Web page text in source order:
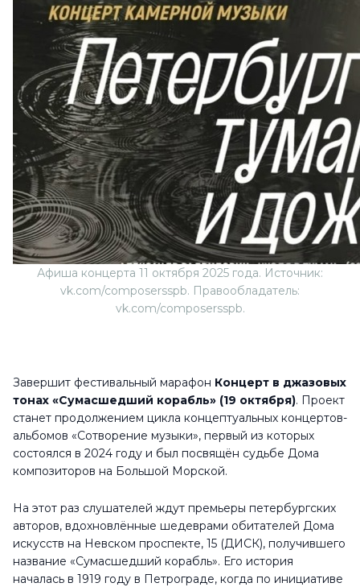
Афиша концерта 11 октября 2025 года. Источник:
vk.com/composersspb. Правообладатель:
vk.com/composersspb.
Завершит фестивальный марафон Концерт в джазовых
тонах «Сумасшедший корабль» (19 октября). Проект
станет продолжением цикла концептуальных концертов-
альбомов «Сотворение музыки», первый из которых
состоялся в 2024 году и был посвящён судьбе Дома
композиторов на Большой Морской.
На этот раз слушателей ждут премьеры петербургских
авторов, вдохновлённые шедеврами обитателей Дома
искусств на Невском проспекте, 15 (ДИСК), получившего
название «Сумасшедший корабль». Его история
началась в 1919 году в Петрограде, когда по инициативе